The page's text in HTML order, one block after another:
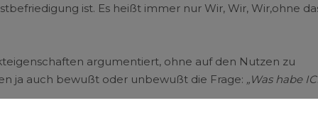
ist. Es heißt immer nur Wir, Wir, Wir,ohne
argumentiert, ohne auf den Nutzen zu
ja auch bewußt oder unbewußt die Frage: „Was habe